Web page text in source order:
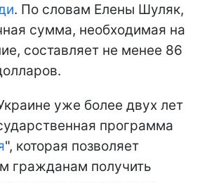
. По словам Елены Шуляк,
сумма, необходимая на
составляет не менее 86
уже более двух лет
программа
", которая позволяет
гражданам получить